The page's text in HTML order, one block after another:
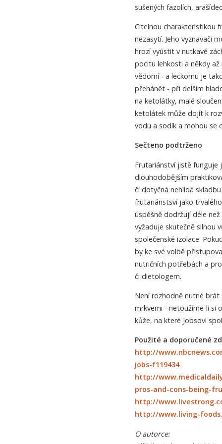
sušených fazolích,
Citelnou charakteristikou
nezasytí. Jeho vyznavači
hrozí vyústit v nutkavé
pocitu lehkosti a někdy
vědomí - a leckomu je
přehánět - při delším
na ketolátky, malé
ketolátek může dojít k
vodu a sodík a mohou se
Sečteno podtrženo
Frutariánství jistě funguje
dlouhodobějším
či dotyčná nehlídá
frutariánstsví jako
úspěšně dodržují déle
vyžaduje skutečně silnou
společenské izolace.
by ke své volbě
nutričních potřebách a
či dietologem.
Není rozhodně nutné brát
mrkvemi - netoužíme-li si
kůže, na které Jobsovi
Použité a doporučené
http://
jobs-f119434
http://
pros-and-cons-being-
http://
http://www.living-
O autorce: